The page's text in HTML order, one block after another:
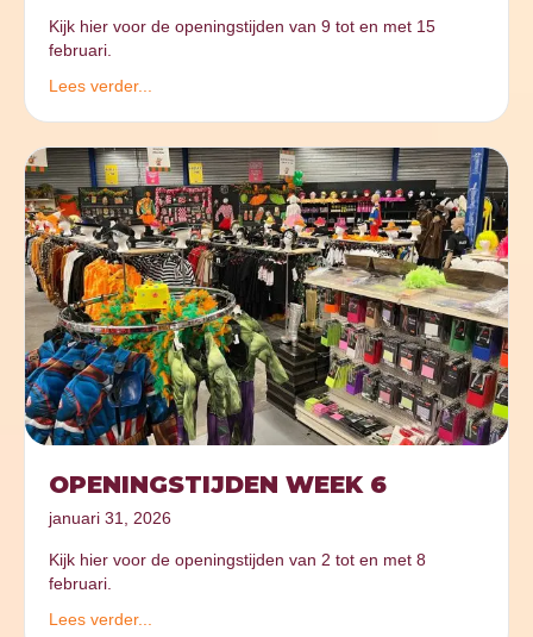
Kijk hier voor de openingstijden van 9 tot en met 15
februari.
Lees verder...
OPENINGSTIJDEN WEEK 6
januari 31, 2026
Kijk hier voor de openingstijden van 2 tot en met 8
februari.
Lees verder...